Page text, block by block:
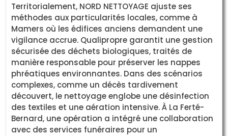
Territorialement, NORD NETTOYAGE ajuste ses
méthodes aux particularités locales, comme à
Mamers où les édifices anciens demandent une
vigilance accrue. Qualipropre garantit une gestion
sécurisée des déchets biologiques, traités de
manière responsable pour préserver les nappes
phréatiques environnantes. Dans des scénarios
complexes, comme un décès tardivement
découvert, le nettoyage englobe une désinfection
des textiles et une aération intensive. À La Ferté-
Bernard, une opération a intégré une collaboration
avec des services funéraires pour un